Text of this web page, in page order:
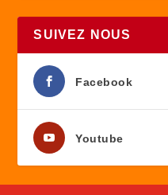
SUIVEZ NOUS
Facebook
Youtube